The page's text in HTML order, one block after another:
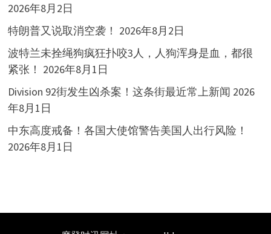
2026年8月2日
特朗普又说取消空袭！ 2026年8月2日
波特兰未拴绳狗疯狂扑咬3人，人狗浑身是血，都很
紧张！ 2026年8月1日
Division 92街发生凶杀案！这条街最近常上新闻 2026
年8月1日
中东高度戒备！各国大使馆警告美国人出行风险！
2026年8月1日